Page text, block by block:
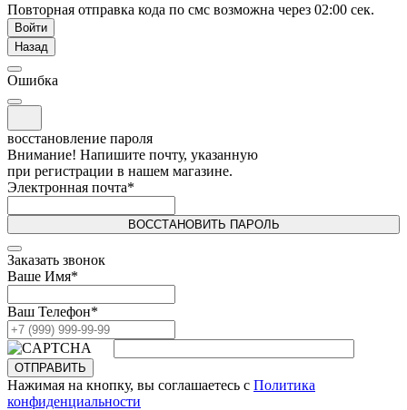
Повторная отправка кода по смс возможна через 02:00 сек.
Войти
Назад
Ошибка
восстановление пароля
Внимание! Напишите почту, указанную
при регистрации в нашем магазине.
Электронная почта*
ВОССТАНОВИТЬ ПАРОЛЬ
Заказать звонок
Ваше Имя*
Ваш Телефон*
ОТПРАВИТЬ
Нажимая на кнопку, вы соглашаетесь с Политика
конфиденциальности